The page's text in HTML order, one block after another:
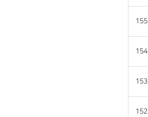
155
154
153
152